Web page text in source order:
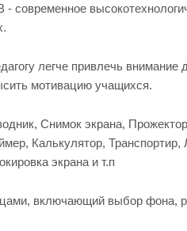
- современное
легче привлечь
мотивацию учащихся.
Снимок экрана,
Калькулятор,
экрана и т.п
включающий выбор фона,